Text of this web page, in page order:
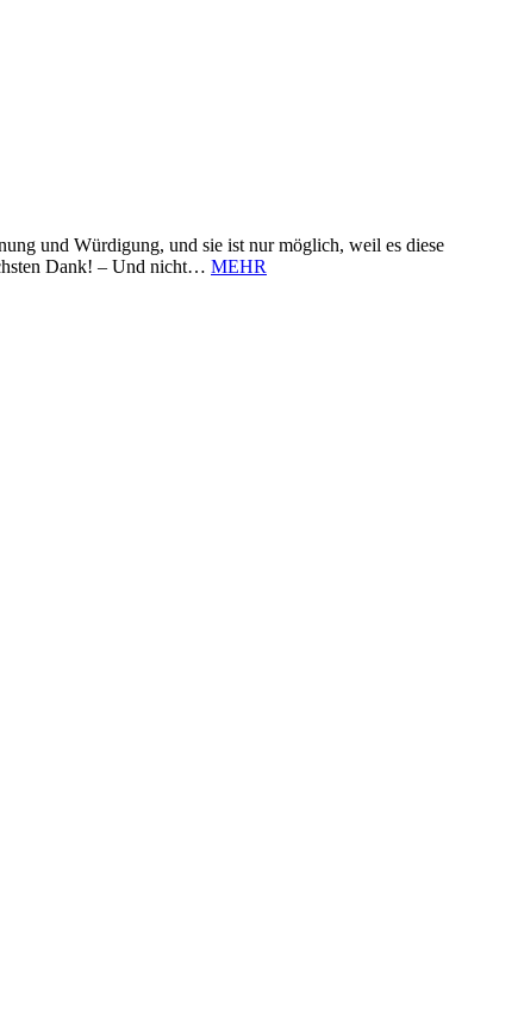
und Würdigung, und sie ist nur möglich, weil es diese
Dank! – Und nicht… MEHR